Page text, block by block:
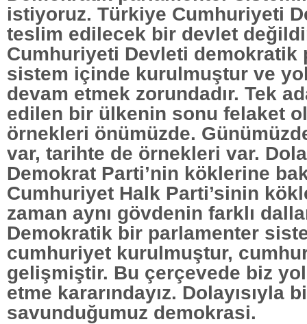
istiyoruz. Türkiye Cumhuriyeti
teslim edilecek bir devlet
Cumhuriyeti Devleti demokratik
sistem içinde kurulmuştur ve
devam etmek zorundadır. Tek
edilen bir ülkenin sonu felaket
örnekleri önümüzde.
var, tarihte de örnekleri var.
Demokrat Parti’nin köklerine
Cumhuriyet Halk Parti’sinin
zaman aynı gövdenin farklı
Demokratik bir parlamenter
cumhuriyet kurulmuştur,
gelişmiştir. Bu çerçevede biz
etme kararındayız. Dolayısıyla
savunduğumuz demokrasi.